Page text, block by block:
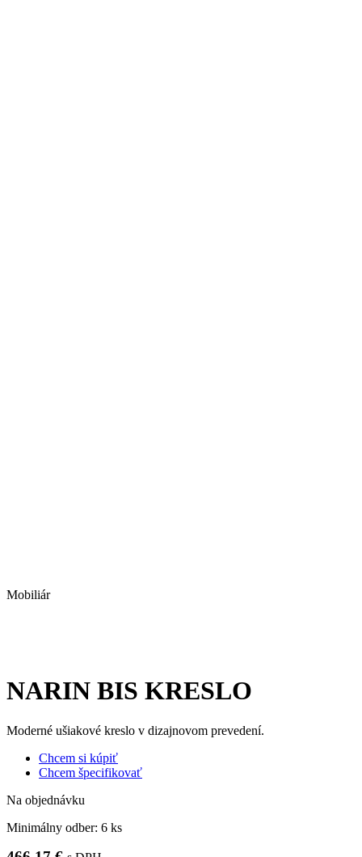
Mobiliár
NARIN BIS KRESLO
Moderné ušiakové kreslo v dizajnovom prevedení.
Chcem si kúpiť
Chcem špecifikovať
Na objednávku
Minimálny odber: 6 ks